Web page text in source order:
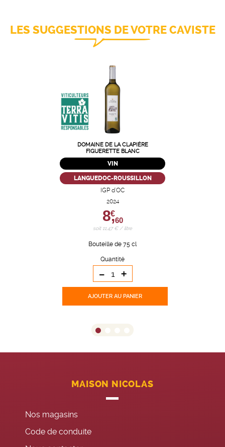
LES SUGGESTIONS DE VOTRE CAVISTE
DOMAINE DE LA CLAPIÈRE
FIGUERETTE BLANC
VIN
LANGUEDOC-ROUSSILLON
IGP d'OC
2024
8,
€
60
soit 11,47 € / litre
Bouteille de 75 cl
Quantité
- +
AJOUTER AU PANIER
MAISON NICOLAS
Nos magasins
Code de conduite